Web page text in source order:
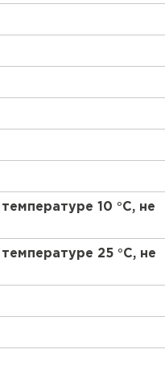
10 °С, не
25 °С, не
Isover
Penoplex